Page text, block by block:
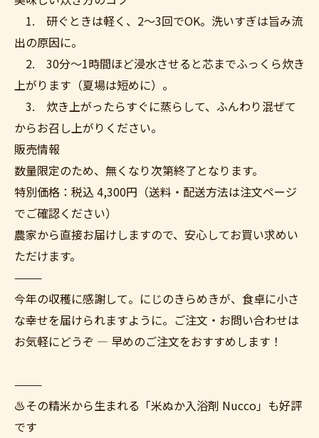
1. 研ぐときは軽く、2〜3回でOK。洗いすぎは旨み流
出の原因に。
2. 30分〜1時間ほど浸水させると芯までふっくら炊き
上がります（夏場は短めに）。
3. 炊き上がったらすぐに蒸らして、ふんわり混ぜて
からお召し上がりください。
販売情報
数量限定のため、無くなり次第終了となります。
特別価格：税込 4,300円（送料・配送方法は注文ページ
でご確認ください）
農家から直接お届けしますので、安心してお買い求めい
ただけます。
⸻
今年の収穫に感謝して。にじのきらめきが、食卓に小さ
な幸せを届けられますように。ご注文・お問い合わせは
お気軽にどうぞ — 早めのご注文をおすすめします！
⸻
♨️その精米から生まれる「米ぬか入浴剤 Nucco」も好評
です